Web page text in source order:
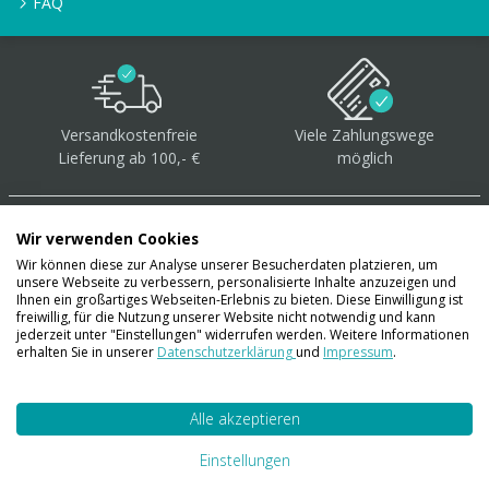
Versandkostenfreie
Lieferung ab 100,- €
Viele Zahlungswege
möglich
Über 40.000 Artikel auf
Lager
Wir verwenden Cookies
Wir können diese zur Analyse unserer Besucherdaten platzieren, um
unsere Webseite zu verbessern, personalisierte Inhalte anzuzeigen und
Ihnen ein großartiges Webseiten-Erlebnis zu bieten. Diese Einwilligung ist
freiwillig, für die Nutzung unserer Website nicht notwendig und kann
jederzeit unter "Einstellungen" widerrufen werden. Weitere Informationen
erhalten Sie in unserer Datenschutzerklärungund Impressum.
Alle akzeptieren
Einstellungen